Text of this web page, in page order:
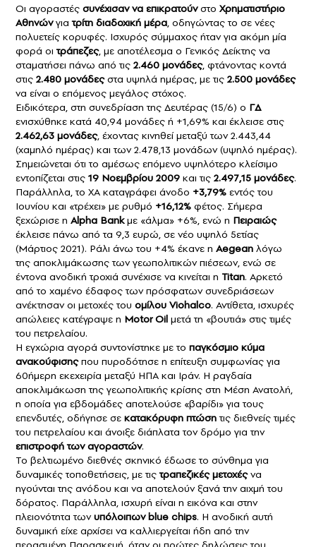
Οι αγοραστές συνέχισαν να επικρατούνστο Χρηματιστήριο
Αθηνώνγιατρίτη διαδοχική μέρα, οδηγώντας το σε νέες
πολυετείς κορυφές. Ισχυρός σύμμαχος ήταν για ακόμη μία
φορά οιτράπεζες, με αποτέλεσμα ο Γενικός Δείκτης να
σταματήσει πάνω από τις 2.460 μονάδες, φτάνοντας κοντά
στις 2.480 μονάδεςστα υψηλά ημέρας, με τις 2.500 μονάδες
να είναι ο επόμενος μεγάλος στόχος.
Ειδικότερα, στη συνεδρίαση της Δευτέρας (15/6) ο ΓΔ
ενισχύθηκε κατά 40,94 μονάδες ή +1,69% και έκλεισε στις
2.462,63 μονάδες, έχοντας κινηθεί μεταξύ των 2.443,44
(χαμηλό ημέρας) και των 2.478,13 μονάδων (υψηλό ημέρας).
Σημειώνεται ότι το αμέσως επόμενο υψηλότερο κλείσιμο
εντοπίζεται στις 19 Νοεμβρίου 2009 και τις 2.497,15 μονάδες.
Παράλληλα, το ΧΑ καταγράφει άνοδο +3,79% εντός του
Ιουνίου και «τρέχει» με ρυθμό +16,12% φέτος. Σήμερα
ξεχώρισε η Alpha Bankμε «άλμα» +6%, ενώ η Πειραιώς
έκλεισε πάνω από τα 9,3 ευρώ, σε νέο υψηλό 5ετίας
(Μάρτιος 2021). Ράλι άνω του +4% έκανε η Aegean λόγω
της αποκλιμάκωσης των γεωπολιτικών πιέσεων, ενώ σε
έντονα ανοδική τροχιά συνέχισε να κινείται η Titan. Αρκετό
από το χαμένο έδαφος των πρόσφατων συνεδριάσεων
ανέκτησαν οι μετοχές του ομίλου Viohalco. Αντίθετα, ισχυρές
απώλειες κατέγραψε η Motor Oil μετά τη «βουτιά» στις τιμές
του πετρελαίου.
Η εγχώρια αγορά συντονίστηκε με το παγκόσμιο κύμα
ανακούφισηςπου πυροδότησε η επίτευξη συμφωνίας για
60ήμερη εκεχειρία μεταξύ ΗΠΑ και Ιράν. Η ραγδαία
αποκλιμάκωση της γεωπολιτικής κρίσης στη Μέση Ανατολή,
η οποία για εβδομάδες αποτελούσε «βαρίδι» για τους
επενδυτές, οδήγησε σε κατακόρυφη πτώσητις διεθνείς τιμές
του πετρελαίου και άνοιξε διάπλατα τον δρόμο για την
επιστροφή των αγοραστών.
Το βελτιωμένο διεθνές σκηνικό έδωσε το σύνθημα για
δυναμικές τοποθετήσεις, με τιςτραπεζικές μετοχέςνα
ηγούνται της ανόδου και να αποτελούν ξανά την αιχμή του
δόρατος. Παράλληλα, ισχυρή είναι η εικόνα και στην
πλειονότητα τωνυπόλοιπων blue chips. Η ανοδική αυτή
δυναμική είχε αρχίσει να καλλιεργείται ήδη από την